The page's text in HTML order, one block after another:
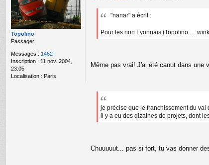
Topolino
Passager
Messages : 1462
Inscription : 11 nov. 2004,
23:05
Localisation : Paris
e
g
o
n
"nanar" a écrit :
Pour les non Lyonnais (Topolino ...
Même pas vrai! J'ai été canut dans une
je précise que le franchissement du val
il y a eu des dizaines de projets, dont
Chuuuuut... pas si fort, tu vas donner